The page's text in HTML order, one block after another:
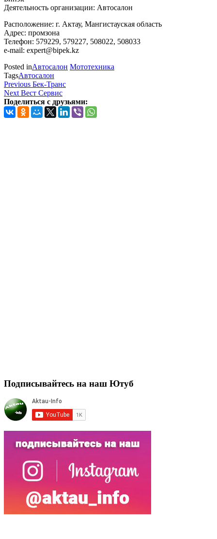
Деятельность организации: Автосалон
Расположение: г. Актау, Мангистауская область
Адрес: промзона
Телефон: 579229, 579227, 508022, 508033
e-mail: expert@bipek.kz
Posted inАвтосалон Мототехника
TagsАвтосалон
Навигация
по
записям
Previous
Post
Previous Бек-Транс
Next
Post
Next Вест Сервис
Поделиться с друзьями:
Подписывайтесь на наш Ютуб